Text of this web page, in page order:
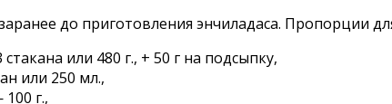
до приготовления энчиладаса. Пропорции
или 480 г., + 50 г на подсыпку,
или 250 мл.,
г.,